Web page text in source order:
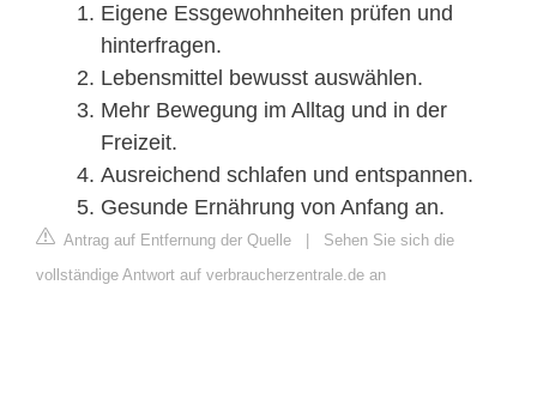
Eigene Essgewohnheiten prüfen und
hinterfragen.
Lebensmittel bewusst auswählen.
Mehr Bewegung im Alltag und in der
Freizeit.
Ausreichend schlafen und entspannen.
Gesunde Ernährung von Anfang an.
Antrag auf Entfernung der Quelle
Sehen Sie sich die
vollständige Antwort auf verbraucherzentrale.de an